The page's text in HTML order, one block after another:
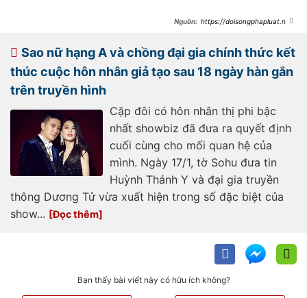
https://doisongphapluat.ngu
hop-am-i-keu-oan-vu-ngoai-tinh-
voi-hoa-hau-hoan-vu-tren-song-
livestream-a500739.html
Sao nữ hạng A và chồng đại gia chính thức kết
thúc cuộc hôn nhân giả tạo sau 18 ngày hàn gắn
trên truyền hình
Cặp đôi có hôn nhân thị phi bậc
nhất showbiz đã đưa ra quyết định
cuối cùng cho mối quan hệ của
mình. Ngày 17/1, tờ Sohu đưa tin
Huỳnh Thánh Y và đại gia truyền
thông Dương Tử vừa xuất hiện trong số đặc biệt của
show...
Bạn thấy bài viết này có hữu ích không?